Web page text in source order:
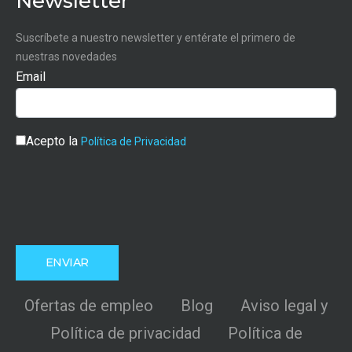
Suscríbete a nuestro newsletter y entérate el primero de
nuestras novedades
Email
Acepto la Política de Privacidad
Ofertas de empleo Blog
Aviso legal y
Política de privacidad
Política de